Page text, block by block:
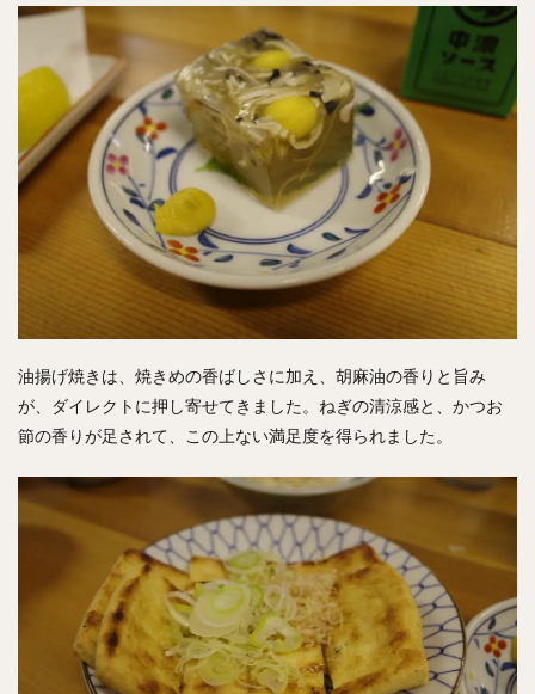
油揚げ焼きは、焼きめの香ばしさに加え、胡麻油の香りと旨み
が、ダイレクトに押し寄せてきました。ねぎの清涼感と、かつお
節の香りが足されて、この上ない満足度を得られました。